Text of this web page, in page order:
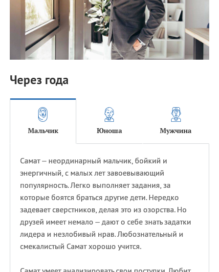
Через года
Мальчик Юноша Мужчина
Самат – неординарный мальчик, бойкий и
энергичный, с малых лет завоевывающий
популярность. Легко выполняет задания, за
которые боятся браться другие дети. Нередко
задевает сверстников, делая это из озорства. Но
друзей имеет немало – дают о себе знать задатки
лидера и незлобивый нрав. Любознательный и
смекалистый Самат хорошо учится.